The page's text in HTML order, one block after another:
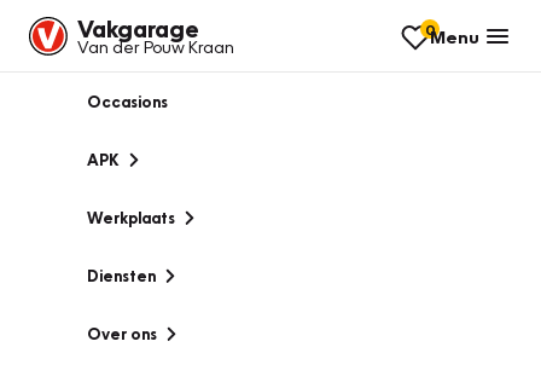
Vakgarage
Van der Pouw Kraan
0Menu
Occasions
APK
Werkplaats
Diensten
Over ons